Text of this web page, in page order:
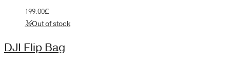
199.00₾
Out of stock
DJI Flip Bag